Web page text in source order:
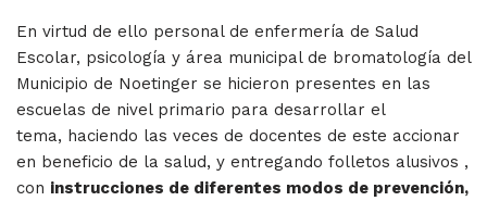
En virtud de ello personal de enfermería de Salud
Escolar, psicología y área municipal de bromatología del
Municipio de Noetinger se hicieron presentes en las
escuelas de nivel primario para desarrollar el
tema, haciendo las veces de docentes de este accionar
en beneficio de la salud, y entregando folletos alusivos ,
con instrucciones de diferentes modos de prevención,